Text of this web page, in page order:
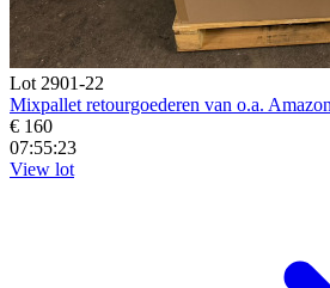
Lot 2901-22
Mixpallet retourgoederen van o.a.
€ 160
07:55:21
View lot